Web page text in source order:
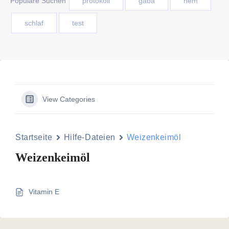
schlaf test
View Categories
Startseite Hilfe-Dateien Weizenkeimöl
Weizenkeimöl
Vitamin E